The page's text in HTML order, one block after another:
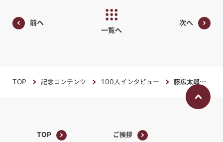
前へ
一覧へ
次へ
TOP 記念コンテンツ 100人インタビュー 藤広太郎さん
TOP
ご挨拶